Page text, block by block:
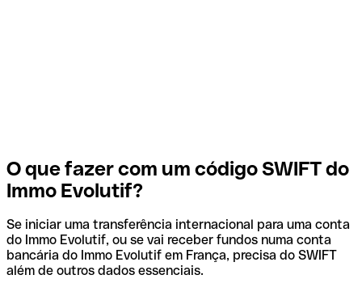
O que fazer com um código SWIFT do
Immo Evolutif?
Se iniciar uma transferência internacional para uma conta
do Immo Evolutif, ou se vai receber fundos numa conta
bancária do Immo Evolutif em França, precisa do SWIFT
além de outros dados essenciais.